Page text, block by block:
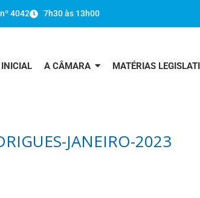
4042 7h30 às 13h00
A CÂMARA MATÉRIAS
JANEIRO-2023